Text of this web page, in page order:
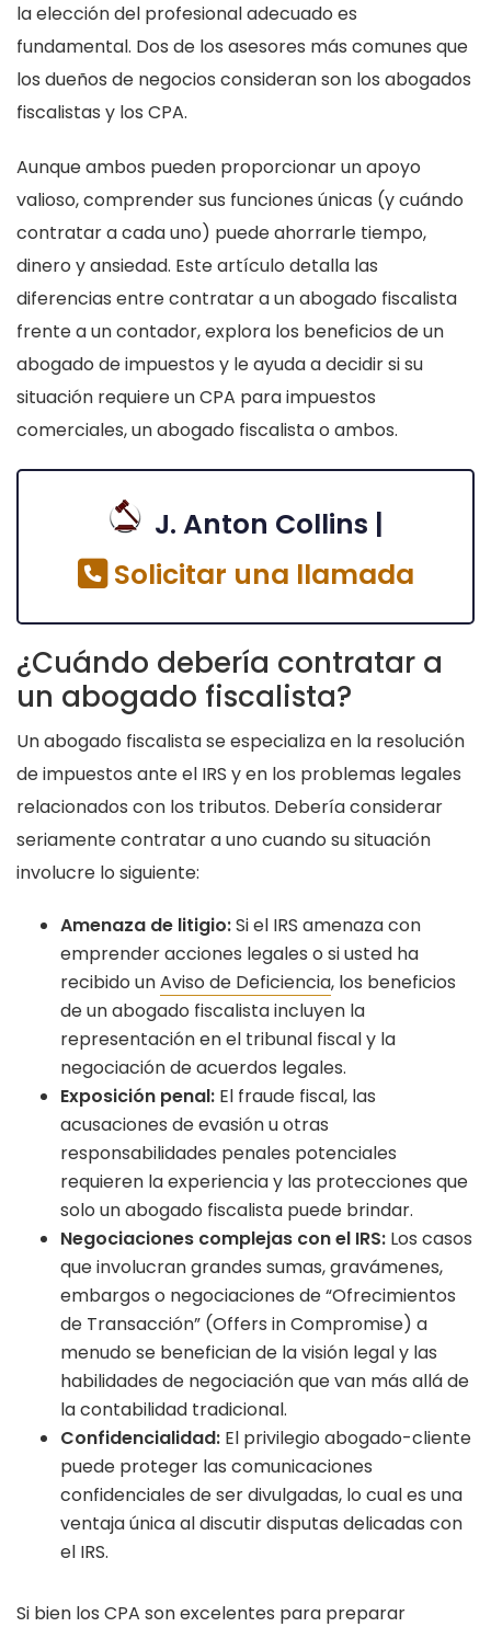
la elección del profesional adecuado es
fundamental. Dos de los asesores más comunes que
los dueños de negocios consideran son los abogados
fiscalistas y los CPA.
Aunque ambos pueden proporcionar un apoyo
valioso, comprender sus funciones únicas (y cuándo
contratar a cada uno) puede ahorrarle tiempo,
dinero y ansiedad. Este artículo detalla las
diferencias entre contratar a un abogado fiscalista
frente a un contador, explora los beneficios de un
abogado de impuestos y le ayuda a decidir si su
situación requiere un CPA para impuestos
comerciales, un abogado fiscalista o ambos.
J. Anton Collins |
Solicitar una llamada
¿Cuándo debería contratar a
un abogado fiscalista?
Un abogado fiscalista se especializa en la resolución
de impuestos ante el IRS y en los problemas legales
relacionados con los tributos. Debería considerar
seriamente contratar a uno cuando su situación
involucre lo siguiente:
Amenaza de litigio:Si el IRS amenaza con
emprender acciones legales o si usted ha
recibido unAviso de Deficiencia, los beneficios
de un abogado fiscalista incluyen la
representación en el tribunal fiscal y la
negociación de acuerdos legales.
Exposición penal: El fraude fiscal, las
acusaciones de evasión u otras
responsabilidades penales potenciales
requieren la experiencia y las protecciones que
solo un abogado fiscalista puede brindar.
Negociaciones complejas con el IRS: Los casos
que involucran grandes sumas, gravámenes,
embargos o negociaciones de “Ofrecimientos
de Transacción” (Offers in Compromise) a
menudo se benefician de la visión legal y las
habilidades de negociación que van más allá de
la contabilidad tradicional.
Confidencialidad: El privilegio abogado-cliente
puede proteger las comunicaciones
confidenciales de ser divulgadas, lo cual es una
ventaja única al discutir disputas delicadas con
el IRS.
Si bien los CPA son excelentes para preparar